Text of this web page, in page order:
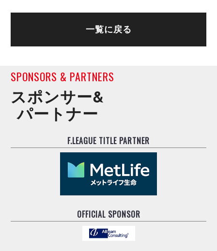
一覧に戻る
SPONSORS & PARTNERS
スポンサー&
パートナー
F.LEAGUE TITLE PARTNER
OFFICIAL SPONSOR